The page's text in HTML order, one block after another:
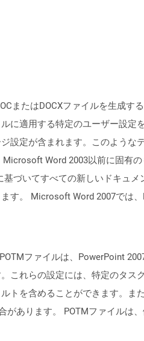
またはDOCXファイルを生成す
に適用する特定のユーザー設定
設定が含まれます。このような
Word 2003以前に固有
づいてすべての新しいドキュメ
す。 Microsoft Word 2007では、
ファイルは、PowerPoint
これらの設定には、特定のタス
トを含めることができます。また
があります。 POTMファイルは